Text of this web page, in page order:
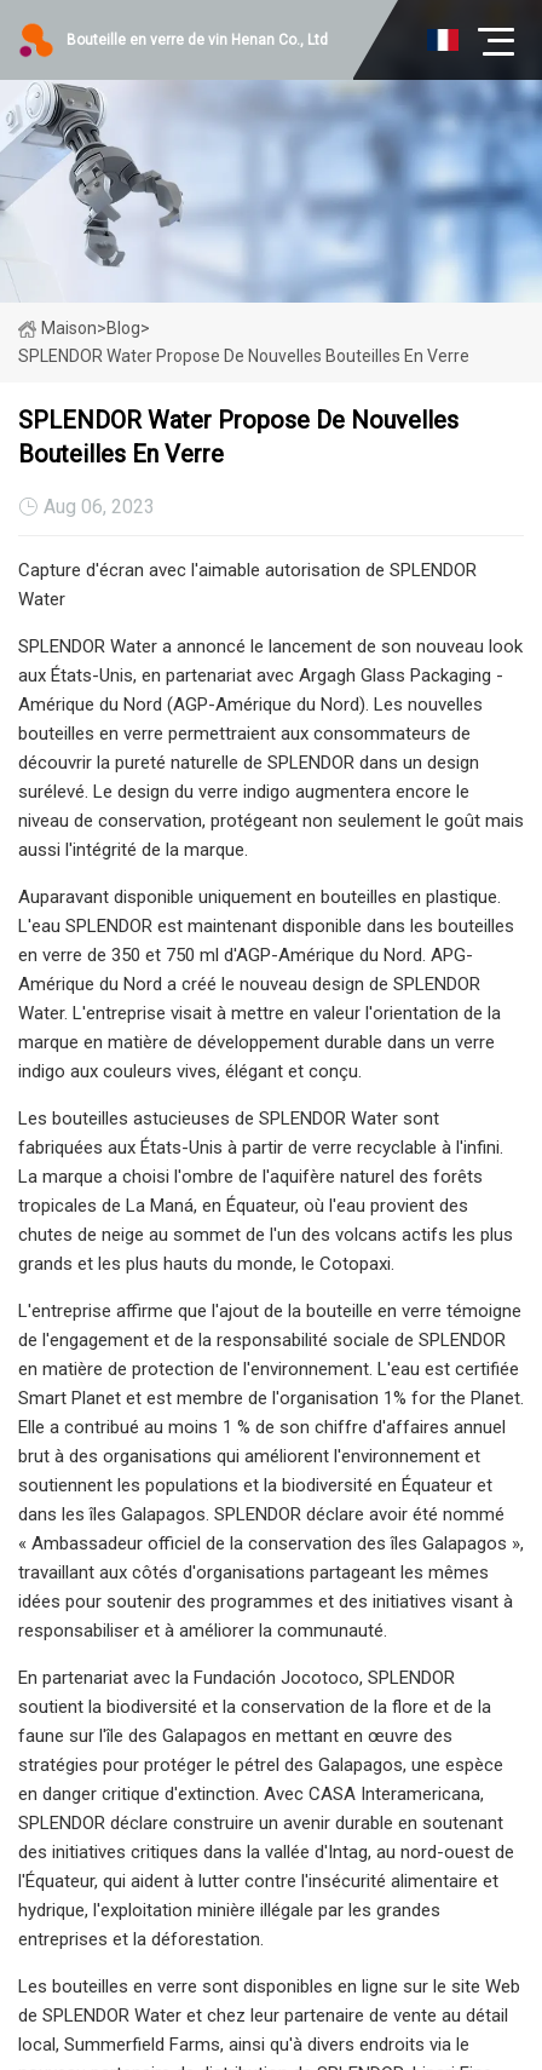
Bouteille en verre de vin Henan Co., Ltd
Maison>Blog>
SPLENDOR Water Propose De Nouvelles Bouteilles En Verre
SPLENDOR Water Propose De Nouvelles
Bouteilles En Verre
Aug 06, 2023
Capture d'écran avec l'aimable autorisation de SPLENDOR
Water
SPLENDOR Water a annoncé le lancement de son nouveau look
aux États-Unis, en partenariat avec Argagh Glass Packaging -
Amérique du Nord (AGP-Amérique du Nord). Les nouvelles
bouteilles en verre permettraient aux consommateurs de
découvrir la pureté naturelle de SPLENDOR dans un design
surélevé. Le design du verre indigo augmentera encore le
niveau de conservation, protégeant non seulement le goût mais
aussi l'intégrité de la marque.
Auparavant disponible uniquement en bouteilles en plastique.
L'eau SPLENDOR est maintenant disponible dans les bouteilles
en verre de 350 et 750 ml d'AGP-Amérique du Nord. APG-
Amérique du Nord a créé le nouveau design de SPLENDOR
Water. L'entreprise visait à mettre en valeur l'orientation de la
marque en matière de développement durable dans un verre
indigo aux couleurs vives, élégant et conçu.
Les bouteilles astucieuses de SPLENDOR Water sont
fabriquées aux États-Unis à partir de verre recyclable à l'infini.
La marque a choisi l'ombre de l'aquifère naturel des forêts
tropicales de La Maná, en Équateur, où l'eau provient des
chutes de neige au sommet de l'un des volcans actifs les plus
grands et les plus hauts du monde, le Cotopaxi.
L'entreprise affirme que l'ajout de la bouteille en verre témoigne
de l'engagement et de la responsabilité sociale de SPLENDOR
en matière de protection de l'environnement. L'eau est certifiée
Smart Planet et est membre de l'organisation 1% for the Planet.
Elle a contribué au moins 1 % de son chiffre d'affaires annuel
brut à des organisations qui améliorent l'environnement et
soutiennent les populations et la biodiversité en Équateur et
dans les îles Galapagos. SPLENDOR déclare avoir été nommé
« Ambassadeur officiel de la conservation des îles Galapagos »,
travaillant aux côtés d'organisations partageant les mêmes
idées pour soutenir des programmes et des initiatives visant à
responsabiliser et à améliorer la communauté.
En partenariat avec la Fundación Jocotoco, SPLENDOR
soutient la biodiversité et la conservation de la flore et de la
faune sur l'île des Galapagos en mettant en œuvre des
stratégies pour protéger le pétrel des Galapagos, une espèce
en danger critique d'extinction. Avec CASA Interamericana,
SPLENDOR déclare construire un avenir durable en soutenant
des initiatives critiques dans la vallée d'Intag, au nord-ouest de
l'Équateur, qui aident à lutter contre l'insécurité alimentaire et
hydrique, l'exploitation minière illégale par les grandes
entreprises et la déforestation.
Les bouteilles en verre sont disponibles en ligne sur le site Web
de SPLENDOR Water et chez leur partenaire de vente au détail
local, Summerfield Farms, ainsi qu'à divers endroits via le